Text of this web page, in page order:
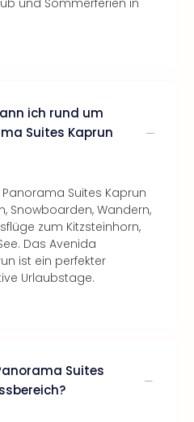
und Sommerferien in
ich rund um
Suites Kaprun
Suites Kaprun
Snowboarden, Wandern,
zum Kitzsteinhorn,
Das Avenida
ist ein perfekter
Urlaubstage.
Suites